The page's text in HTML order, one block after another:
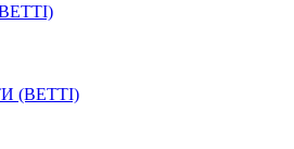
(BETTI)